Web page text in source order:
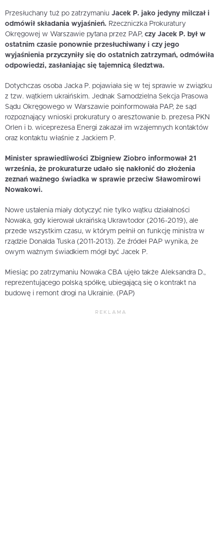
Przesłuchany tuż po zatrzymaniu Jacek P. jako jedyny milczał i
odmówił składania wyjaśnień. Rzeczniczka Prokuratury
Okręgowej w Warszawie pytana przez PAP, czy Jacek P. był w
ostatnim czasie ponownie przesłuchiwany i czy jego
wyjaśnienia przyczyniły się do ostatnich zatrzymań, odmówiła
odpowiedzi, zasłaniając się tajemnicą śledztwa.
Dotychczas osoba Jacka P. pojawiała się w tej sprawie w związku
z tzw. wątkiem ukraińskim. Jednak Samodzielna Sekcja Prasowa
Sądu Okręgowego w Warszawie poinformowała PAP, że sąd
rozpoznający wnioski prokuratury o aresztowanie b. prezesa PKN
Orlen i b. wiceprezesa Energi zakazał im wzajemnych kontaktów
oraz kontaktu właśnie z Jackiem P.
Minister sprawiedliwości Zbigniew Ziobro informował 21
września, że prokuraturze udało się nakłonić do złożenia
zeznań ważnego świadka w sprawie przeciw Sławomirowi
Nowakowi.
Nowe ustalenia miały dotyczyć nie tylko wątku działalności
Nowaka, gdy kierował ukraińską Ukrawtodor (2016-2019), ale
przede wszystkim czasu, w którym pełnił on funkcję ministra w
rządzie Donalda Tuska (2011-2013). Ze źródeł PAP wynika, że
owym ważnym świadkiem mógł być Jacek P.
Miesiąc po zatrzymaniu Nowaka CBA ujęło także Aleksandra D.,
reprezentującego polską spółkę, ubiegającą się o kontrakt na
budowę i remont drogi na Ukrainie. (PAP)
REKLAMA